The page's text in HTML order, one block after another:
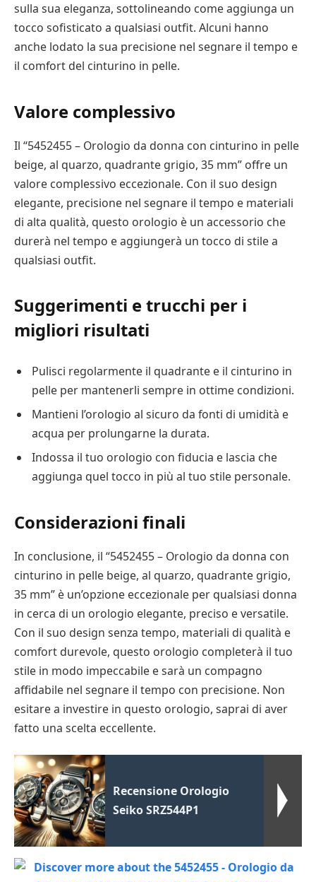
sulla sua eleganza, sottolineando come aggiunga un
tocco sofisticato a qualsiasi outfit. Alcuni hanno
anche lodato la sua precisione nel segnare il tempo e
il comfort del cinturino in pelle.
Valore complessivo
Il “5452455 – Orologio da donna con cinturino in pelle
beige, al quarzo, quadrante grigio, 35 mm” offre un
valore complessivo eccezionale. Con il suo design
elegante, precisione nel segnare il tempo e materiali
di alta qualità, questo orologio è un accessorio che
durerà nel tempo e aggiungerà un tocco di stile a
qualsiasi outfit.
Suggerimenti e trucchi per i
migliori risultati
Pulisci regolarmente il quadrante e il cinturino in
pelle per mantenerli sempre in ottime condizioni.
Mantieni l’orologio al sicuro da fonti di umidità e
acqua per prolungarne la durata.
Indossa il tuo orologio con fiducia e lascia che
aggiunga quel tocco in più al tuo stile personale.
Considerazioni finali
In conclusione, il “5452455 – Orologio da donna con
cinturino in pelle beige, al quarzo, quadrante grigio,
35 mm” è un’opzione eccezionale per qualsiasi donna
in cerca di un orologio elegante, preciso e versatile.
Con il suo design senza tempo, materiali di qualità e
comfort durevole, questo orologio completerà il tuo
stile in modo impeccabile e sarà un compagno
affidabile nel segnare il tempo con precisione. Non
esitare a investire in questo orologio, saprai di aver
fatto una scelta eccellente.
Recensione Orologio
Seiko SRZ544P1